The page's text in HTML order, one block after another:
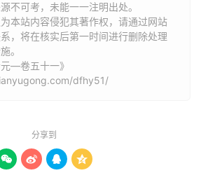
天帝，
恭望道慈，允臣所奏，颁降敕旨，降
不可考，未能一一注明出处。
本站内容侵犯其著作权，请通过网站
，将在核实后第一时间进行删除处理
。
—卷五十一》
dfhy51/
分享到
   